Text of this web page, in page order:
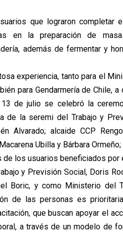
que lograron completar
en la preparación de
además de fermentar y
experiencia, tanto para el
para Gendarmería de Chile,
de julio se celebró la
de la seremi del Trabajo y
Alvarado; alcaide CCP
Ubilla y Bárbara
de los usuarios beneficiados por
y Previsión Social, Doris
Boric, y como Ministerio del
de las personas es
que buscan apoyar el
a través de un modelo de